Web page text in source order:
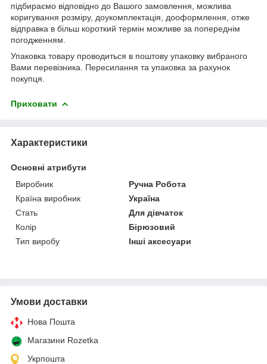
підбираємо відповідно до Вашого замовлення, можлива
коригування розміру, доукомплектація, дооформлення, отже
відправка в більш короткий термін можливе за попереднім
погодженням.
Упаковка товару проводиться в поштову упаковку вибраного
Вами перевізника. Пересилання та упаковка за рахунок
покупця.
Приховати
Характеристики
Основні атрибути
Виробник
Ручна Робота
Країна виробник
Україна
Стать
Для дівчаток
Колір
Бірюзовий
Тип виробу
Інші аксесуари
Умови доставки
Нова Пошта
Магазини Rozetka
Укрпошта